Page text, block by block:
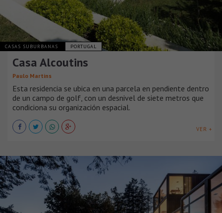
CASAS SUBURBANAS PORTUGAL
Casa Alcoutins
Paulo Martins
Esta residencia se ubica en una parcela en pendiente dentro
de un campo de golf, con un desnivel de siete metros que
condiciona su organización espacial.
VER +